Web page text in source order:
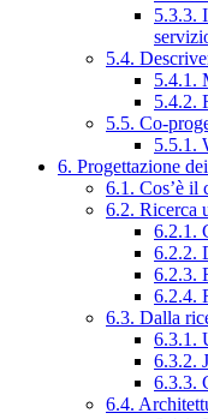
5.3.3.
5.4.
5.4.1.
5.4.2.
5.5. Co-
5.5.1.
6. Progettazione
6.1. Cos’è il
6.2. Ricerca
6.2.1.
6.2.2.
6.2.3.
6.2.4.
6.3. Dalla
6.3.1.
6.3.2.
6.3.3.
6.4.